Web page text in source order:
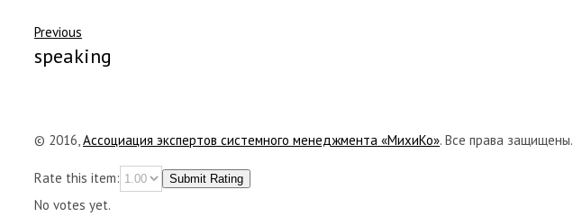
Previous
speaking
© 2016,Ассоциация экспертов системного менеджмента «МихиКо». Все права защищены.
Rate this item: Submit Rating
No votes yet.